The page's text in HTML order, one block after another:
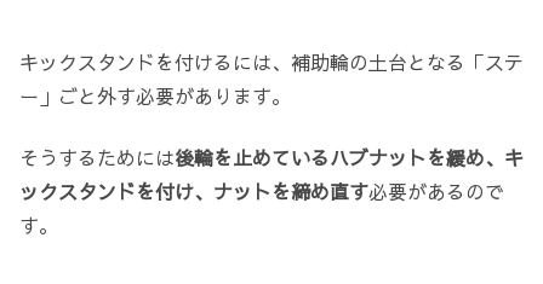
キックスタンドを付けるには、補助輪の土台となる「ステ
ー」ごと外す必要があります。
そうするためには後輪を止めているハブナットを緩め、キ
ックスタンドを付け、ナットを締め直す必要があるので
す。